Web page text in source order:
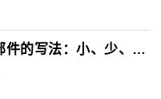
楷书基本部件的写法：小、少、句..